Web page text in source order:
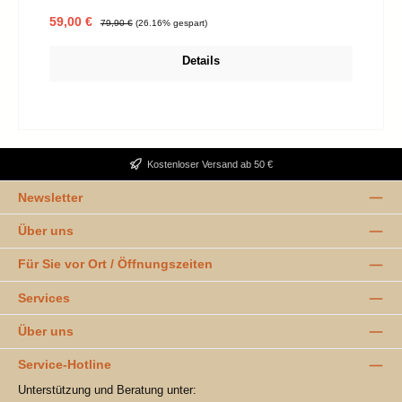
Verkaufspreis:
59,00 € Regulärer Preis:
79,90 € (26.16% gespart)
Details
Kostenloser Versand ab 50 €
Newsletter
Über uns
Für Sie vor Ort / Öffnungszeiten
Services
Über uns
Service-Hotline
Unterstützung und Beratung unter: